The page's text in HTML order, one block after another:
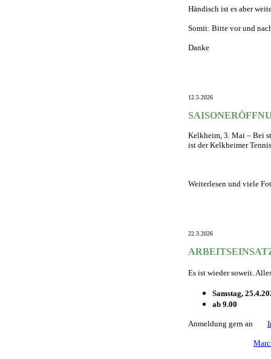
Händisch ist es aber
Somit: Bitte vor und
Danke
12.5.2026
Kelkheim, 3. Mai – Bei
ist der Kelkheimer
Weiterlesen und viele
22.3.2026
Es ist wieder soweit.
Samstag,
ab 9.00
Anmeldung gern an